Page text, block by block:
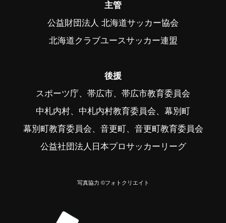
主管
公益財団法人 北海道サッカー協会
北海道クラブユースサッカー連盟
後援
スポーツ庁、帯広市、帯広市教育委員会
中札内村、中札内村教育委員会、幕別町
幕別町教育委員会、音更町、音更町教育委員会
公益社団法人日本プロサッカーリーグ
写真協力 ©フォトクリエイト